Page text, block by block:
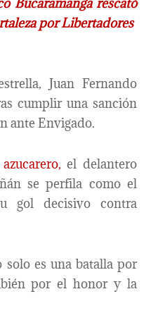
Bucaramanga rescató
por Libertadores
Juan Fernando
cumplir una sanción
ante Envigado.
el delantero
se perfila como el
gol decisivo contra
solo es una batalla por
por el honor y la